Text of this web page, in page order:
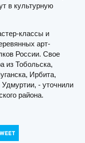
в культурную
классы и
арт-
России. Свое
из Тобольска,
Ирбита,
- уточнили
района.